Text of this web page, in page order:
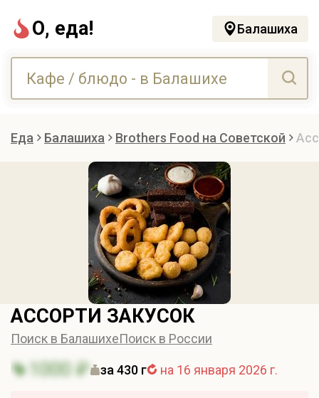
О, еда! Балашиха
Еда Балашиха Brothers Food на Советской
АССОРТИ ЗАКУСОК
Поиск в БалашихеПоиск в России
1000 ₽ за 430 г на 16 января 2026 г.